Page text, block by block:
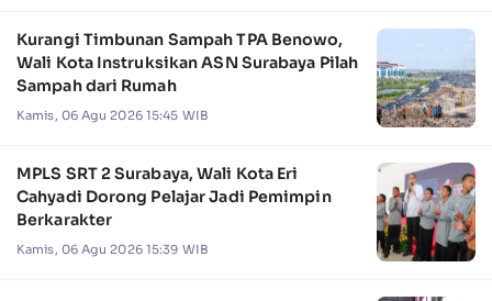
Kurangi Timbunan Sampah TPA Benowo,
Wali Kota Instruksikan ASN Surabaya Pilah
Sampah dari Rumah
Kamis, 06 Agu 2026 15:45 WIB
MPLS SRT 2 Surabaya, Wali Kota Eri
Cahyadi Dorong Pelajar Jadi Pemimpin
Berkarakter
Kamis, 06 Agu 2026 15:39 WIB